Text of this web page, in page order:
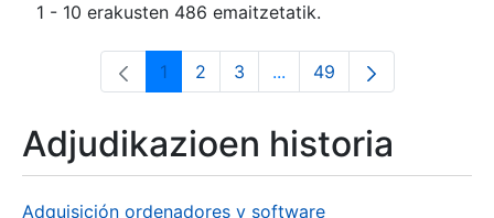
1 - 10 erakusten 486 emaitzetatik.
Orrialdea
1 Orrialdea
2 Orrialdea
3 ...Intermediate Pages Use
Orrialdea
49
Adjudikazioen historia
Adquisición ordenadores y software